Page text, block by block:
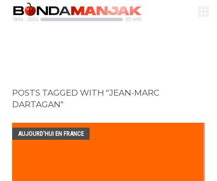
POSTS TAGGED WITH "JEAN-MARC
DARTAGAN"
AUJOURD'HUI EN FRANCE